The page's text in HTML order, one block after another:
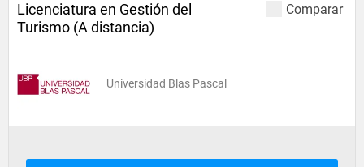
Comparar
Licenciatura en Gestión del
Turismo (A distancia)
Universidad Blas Pascal